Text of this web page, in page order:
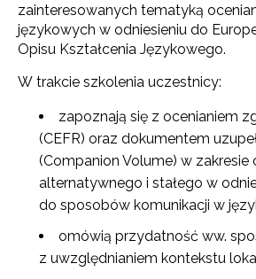
zainteresowanych tematyką
językowych w odniesieniu do
Opisu Kształcenia Językowego.
W trakcie szkolenia uczestnicy:
zapoznają się z ocenianiem
(CEFR) oraz dokumentem
(Companion Volume) w zakresie
alternatywnego i stałego w
do sposobów komunikacji w
omówią przydatność ww.
z uwzględnianiem kontekstu